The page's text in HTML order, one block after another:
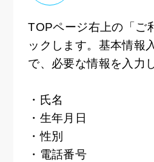
TOPページ右上の「ご
ックします。基本情報
で、必要な情報を入力
・氏名
・生年月日
・性別
・電話番号